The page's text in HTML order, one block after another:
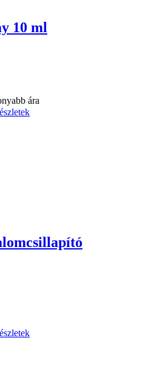
10 ml
ára